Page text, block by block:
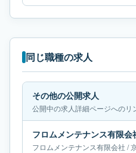
同じ職種の求人
その他の公開求人
公開中の求人詳細ページへのリ
フロムメンテナンス有限会社 /